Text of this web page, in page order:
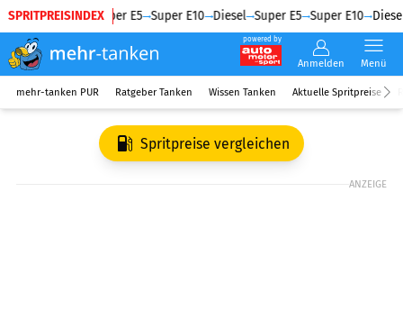
SPRITPREISINDEX
Diesel Super E5 Super E10 Diesel Super E5 Super E10 Diesel
powered by
Anmelden Menü
mehr-tanken PUR Ratgeber Tanken Wissen Tanken Aktuelle Spritpreise
Spritpreise vergleichen
ANZEIGE